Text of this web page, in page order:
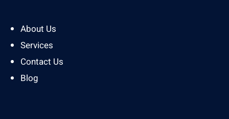
About Us
Services
Contact Us
Blog